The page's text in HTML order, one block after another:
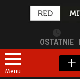
OSTATNIE
Menu